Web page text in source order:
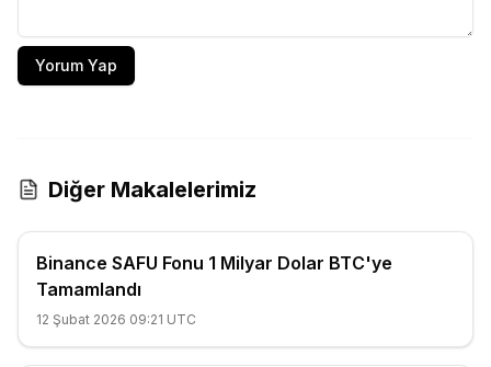
Yorum Yap
Diğer Makalelerimiz
Binance SAFU Fonu 1 Milyar Dolar BTC'ye
Tamamlandı
12 Şubat 2026 09:21 UTC